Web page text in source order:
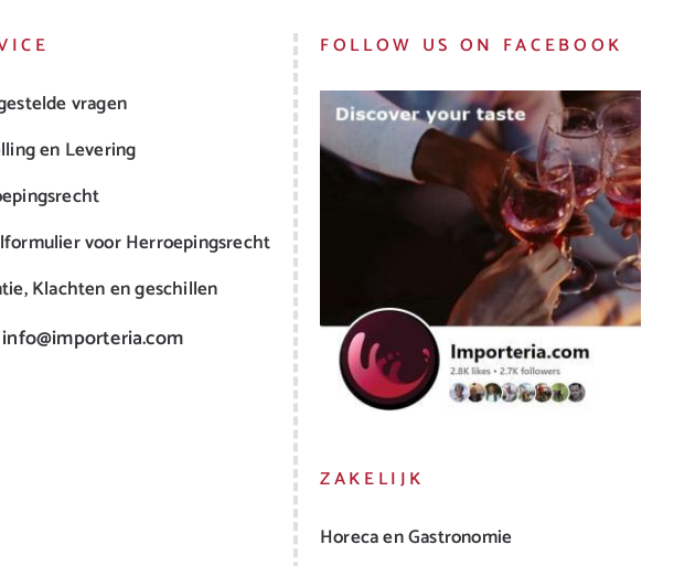
vragen
en Levering
voor Herroepingsrecht
Klachten en geschillen
info@importeria.com
FOLLOW US ON FACEBOOK
ZAKELIJK
Horeca en Gastronomie